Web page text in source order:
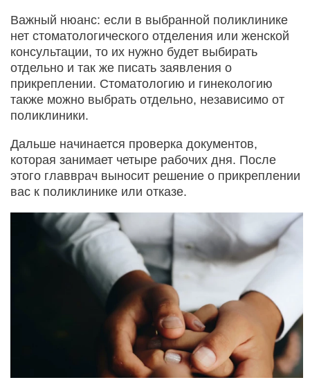
Важный нюанс: если в выбранной поликлинике
нет стоматологического отделения или женской
консультации, то их нужно будет выбирать
отдельно и так же писать заявления о
прикреплении. Стоматологию и гинекологию
также можно выбрать отдельно, независимо от
поликлиники.
Дальше начинается проверка документов,
которая занимает четыре рабочих дня. После
этого главврач выносит решение о прикреплении
вас к поликлинике или отказе.